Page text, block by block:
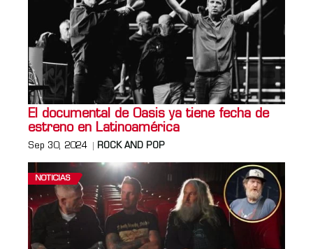
El documental de Oasis ya tiene fecha de
estreno en Latinoamérica
Sep 30, 2024 ROCK AND POP
NOTICIAS